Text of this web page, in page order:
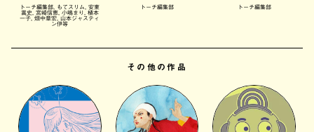
トーチ編集部, もてスリム, 安東
嵩史, 宮崎信恵, 小嶋まり, 植本
一子, 畑中章宏, 山本ジャスティ
ン伊等
トーチ編集部 トーチ編集部
その他の作品